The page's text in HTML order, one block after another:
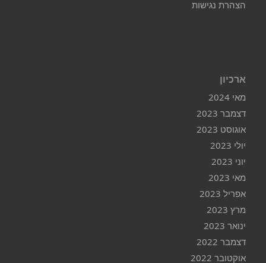
הצהרת נגישות
ארכיון
מאי 2024
דצמבר 2023
אוגוסט 2023
יולי 2023
יוני 2023
מאי 2023
אפריל 2023
מרץ 2023
ינואר 2023
דצמבר 2022
אוקטובר 2022